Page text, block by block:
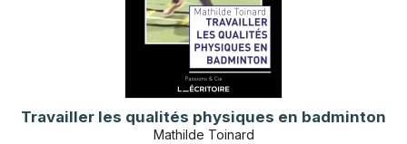
Travailler les qualités physiques en badminton
Mathilde Toinard